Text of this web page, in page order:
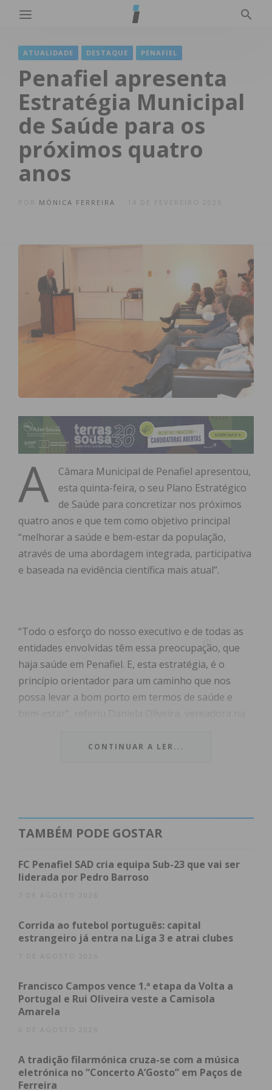
ATUALIDADE DESTAQUE PENAFIEL
Penafiel apresenta
Estratégia Municipal
de Saúde para os
próximos quatro
anos
MÓNICA FERREIRA 14 DE FEVEREIRO 2025
A
Câmara Municipal de Penafiel apresentou,
esta quinta-feira, o seu Plano Estratégico
de Saúde para concretizar nos próximos
quatro anos e que tem como objetivo principal
“melhorar a saúde e bem-estar da população,
através de uma abordagem integrada, participativa
e baseada na evidência científica mais atual”.
“Todo o esforço do nosso executivo e de todas as
entidades envolvidas têm essa preocupação, que
haja saúde em Penafiel. E, esta estratégia, é o
princípio orientador para um caminho que nos
possa levar a bom porto em termos de saúde e
tem sido feito um esforço para garantir qualidade
prossecução dos objetivos que o município quer
atores locais, que vão participar, monitorizar e
implementar as ações definidas neste projeto, para
que se possam atingir as metas almejadas.
realizadas, garantindo que a população esteja ativa
e mais participativa.
ações que será implementada são as Olimpíadas de
Dança Sénior, em parceria com a rede social e cujos
Antonino de Sousa, presidente da Câmara
Municipal de Penafiel, apontou o documento como
“fundamental” nas sociedades do dia de hoje e
CONTINUAR A LER...
TAMBÉM PODE GOSTAR
FC Penafiel SAD cria equipa Sub-23 que vai ser
liderada por Pedro Barroso
7 DE AGOSTO 2026
Corrida ao futebol português: capital
estrangeiro já entra na Liga 3 e atrai clubes
7 DE AGOSTO 2026
Francisco Campos vence 1.ª etapa da Volta a
Portugal e Rui Oliveira veste a Camisola
Amarela
6 DE AGOSTO 2026
A tradição filarmónica cruza-se com a música
eletrónica no “Concerto A’Gosto” em Paços de
Ferreira